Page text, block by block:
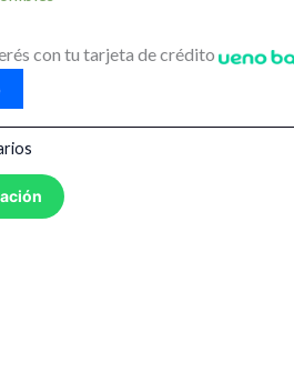
con tu tarjeta de crédito